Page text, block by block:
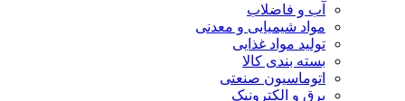
آب و فاضلاب
مواد شیمیایی و معدنی
تولید مواد غذایی
بسته بندی کالا
اتوماسیون صنعتی
برق و الکترونیک